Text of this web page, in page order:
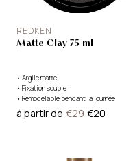
REDKEN
Matte Clay 75 ml
• Argile matte
• Fixation souple
• Remodelable pendant la journée
à partir de €29 €20